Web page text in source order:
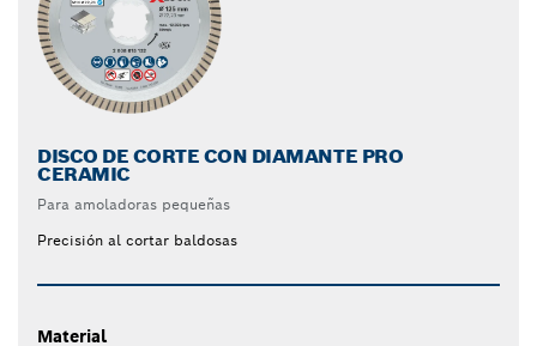
DISCO DE CORTE CON DIAMANTE PRO
CERAMIC
Para amoladoras pequeñas
Precisión al cortar baldosas
Material